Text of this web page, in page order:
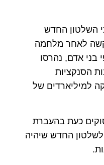
השלטון החדש
קשה לאחר מלחמה
בני אדם, נהרסו
הסנקציות
למיליארדים של
כעת בהעברת
החדש שיהיה